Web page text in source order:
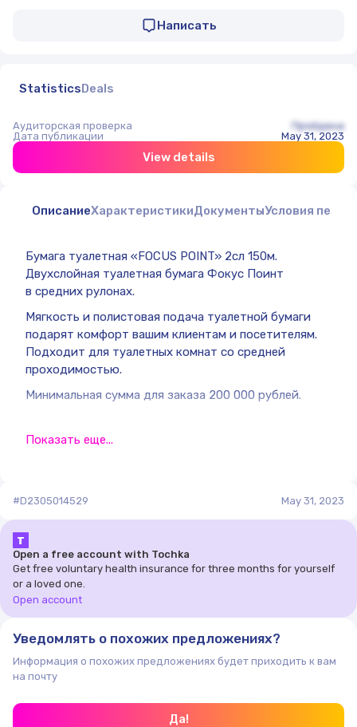
Написать
StatisticsDeals
Аудиторская проверка
Пройдена
Дата публикации
May 31, 2023
View details
ОписаниеХарактеристикиДокументыУсловия
Бумага туалетная «FOCUS POINT» 2сл 150м.
Двухслойная туалетная бумага Фокус Поинт
в средних рулонах.
Мягкость и полистовая подача туалетной бумаги
подарят комфорт вашим клиентам и посетителям.
Подходит для туалетных комнат со средней
проходимостью.
Минимальная сумма для заказа 200 000 рублей.
Показать еще...
#D2305014529 May 31, 2023
Т
Open a free account with Tochka
Get free voluntary health insurance for three months for yourself
or a loved one.
Open account
Уведомлять о похожих предложениях?
Информация о похожих предложениях будет приходить к вам
на почту
Да!